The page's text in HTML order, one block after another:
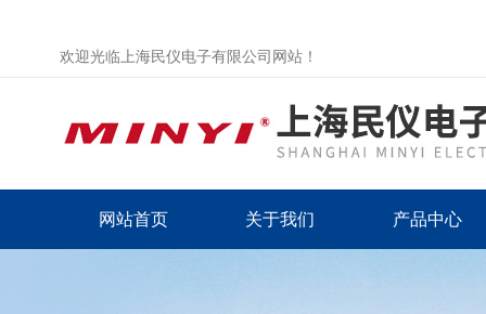
欢迎光临上海民仪电子有限公司网站！
网站首页 关于我们 产品中心